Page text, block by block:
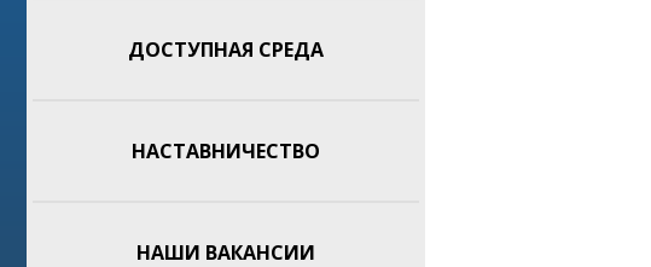
ДОСТУПНАЯ СРЕДА
НАСТАВНИЧЕСТВО
НАШИ ВАКАНСИИ